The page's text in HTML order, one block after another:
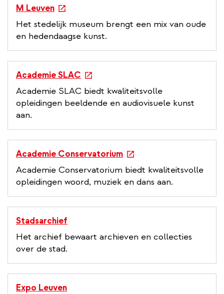
a
l
l
i
n
k
M Leuven
e
x
a
l
l
i
n
k
Het stedelijk museum brengt een mix van oude
en hedendaagse kunst.
Academie SLAC
e
x
l
l
i
n
k
Academie SLAC biedt kwaliteitsvolle
opleidingen beeldende en audiovisuele kunst
aan.
Academie Conservatorium
e
x
a
l
l
i
n
k
Academie Conservatorium biedt kwaliteitsvolle
opleidingen woord, muziek en dans aan.
Stadsarchief
Het archief bewaart archieven en collecties
over de stad.
Expo Leuven